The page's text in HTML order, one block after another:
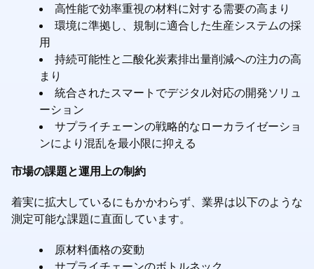
高性能で効率重視の材料に対する需要の高まり
環境に準拠し、規制に適合した生産システムの採
用
持続可能性と二酸化炭素排出量削減への注力の高
まり
統合されたスマートでデジタル対応の開発ソリュ
ーション
サプライチェーンの戦略的なローカライゼーショ
ンにより混乱を最小限に抑える
市場の課題と運用上の制約
着実に拡大しているにもかかわらず、業界は以下のような
測定可能な課題に直面しています。
原材料価格の変動
サプライチェーンのボトルネック